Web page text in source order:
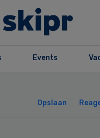
Events
Opslaan